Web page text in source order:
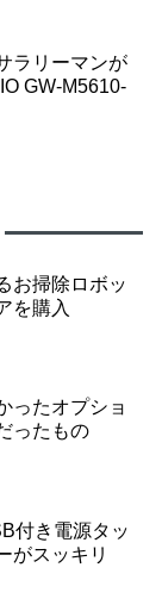
ラリーマンが
GW-M5610-
お掃除ロボッ
を購入
ったオプショ
ったもの
付き電源タッ
がスッキリ